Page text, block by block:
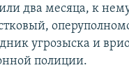
два месяца, к
угрозыска и
полиции.